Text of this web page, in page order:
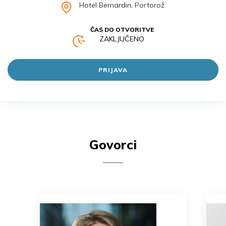
Hotel Bernardin, Portorož
ČAS DO OTVORITVE
ZAKLJUČENO
PRIJAVA
Govorci